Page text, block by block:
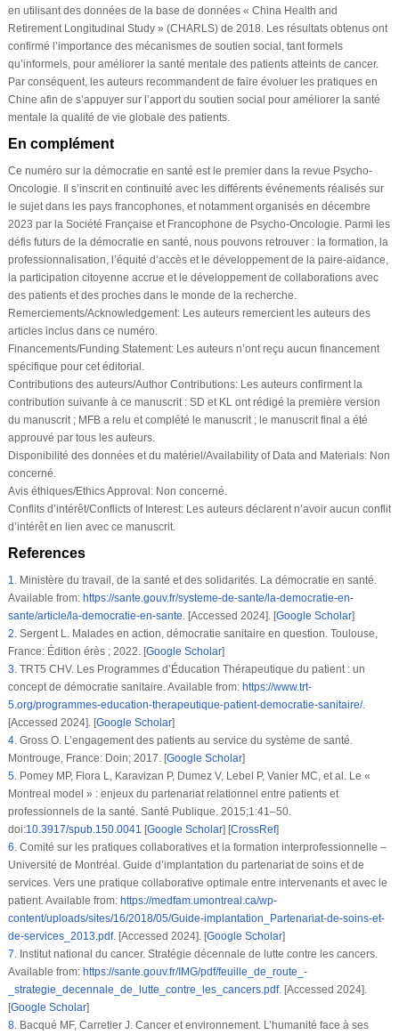
en utilisant des données de la base de données « China Health and
Retirement Longitudinal Study » (CHARLS) de 2018. Les résultats obtenus ont
confirmé l’importance des mécanismes de soutien social, tant formels
qu’informels, pour améliorer la santé mentale des patients atteints de cancer.
Par conséquent, les auteurs recommandent de faire évoluer les pratiques en
Chine afin de s’appuyer sur l’apport du soutien social pour améliorer la santé
mentale la qualité de vie globale des patients.
En complément
Ce numéro sur la démocratie en santé est le premier dans la revue Psycho-
Oncologie. Il s’inscrit en continuité avec les différents événements réalisés sur
le sujet dans les pays francophones, et notamment organisés en décembre
2023 par la Société Française et Francophone de Psycho-Oncologie. Parmi les
défis futurs de la démocratie en santé, nous pouvons retrouver : la formation, la
professionnalisation, l’équité d’accès et le développement de la paire-aidance,
la participation citoyenne accrue et le développement de collaborations avec
des patients et des proches dans le monde de la recherche.
Remerciements/Acknowledgement:Les auteurs remercient les auteurs des
articles inclus dans ce numéro.
Financements/Funding Statement:Les auteurs n’ont reçu aucun financement
spécifique pour cet éditorial.
Contributions des auteurs/Author Contributions:Les auteurs confirment la
contribution suivante à ce manuscrit : SD et KL ont rédigé la première version
du manuscrit ; MFB a relu et complété le manuscrit ; le manuscrit final a été
approuvé par tous les auteurs.
Disponibilité des données et du matériel/Availability of Data and Materials:Non
concerné.
Avis éthiques/Ethics Approval:Non concerné.
Conflits d’intérêt/Conflicts of Interest:Les auteurs déclarent n’avoir aucun conflit
d’intérêt en lien avec ce manuscrit.
References
1
Ministère du travail, de la santé et des solidarités. La démocratie en santé.
Available from: https://sante.gouv.fr/systeme-de-sante/la-democratie-en-
sante/article/la-democratie-en-sante . [Accessed 2024]. [Google Scholar]
2 Sergent L. Malades en action, démocratie sanitaire en question. Toulouse,
France: Édition érès ; 2022. [Google Scholar]
3 TRT5 CHV. Les Programmes d’Éducation Thérapeutique du patient : un
concept de démocratie sanitaire. Available from: https://www.trt-
5.org/programmes-education-therapeutique-patient-democratie-sanitaire/.
[Accessed 2024]. [Google Scholar]
4. Gross O. L’engagement des patients au service du système de santé.
Montrouge, France: Doin; 2017. [Google Scholar]
5. Pomey MP, Flora L, Karavizan P, Dumez V, Lebel P, Vanier MC, et al. Le «
Montreal model » : enjeux du partenariat relationnel entre patients et
professionnels de la santé. Santé Publique. 2015;1:41–50.
doi:10.3917/spub.150.0041 [Google Scholar] [CrossRef]
6 Comité sur les pratiques collaboratives et la formation interprofessionnelle –
Université de Montréal. Guide d’implantation du partenariat de soins et de
services. Vers une pratique collaborative optimale entre intervenants et avec le
patient. Available from: https://medfam.umontreal.ca/wp-
content/uploads/sites/16/2018/05/Guide-implantation_Partenariat-de-soins-et-
de-services_2013.pdf. [Accessed 2024]. [Google Scholar]
7 Institut national du cancer. Stratégie décennale de lutte contre les cancers.
Available from: https://sante.gouv.fr/IMG/pdf/feuille_de_route_-
_strategie_decennale_de_lutte_contre_les_cancers.pdf. [Accessed 2024].
[Google Scholar]
8. Bacqué MF, Carretier J. Cancer et environnement. L’humanité face à ses